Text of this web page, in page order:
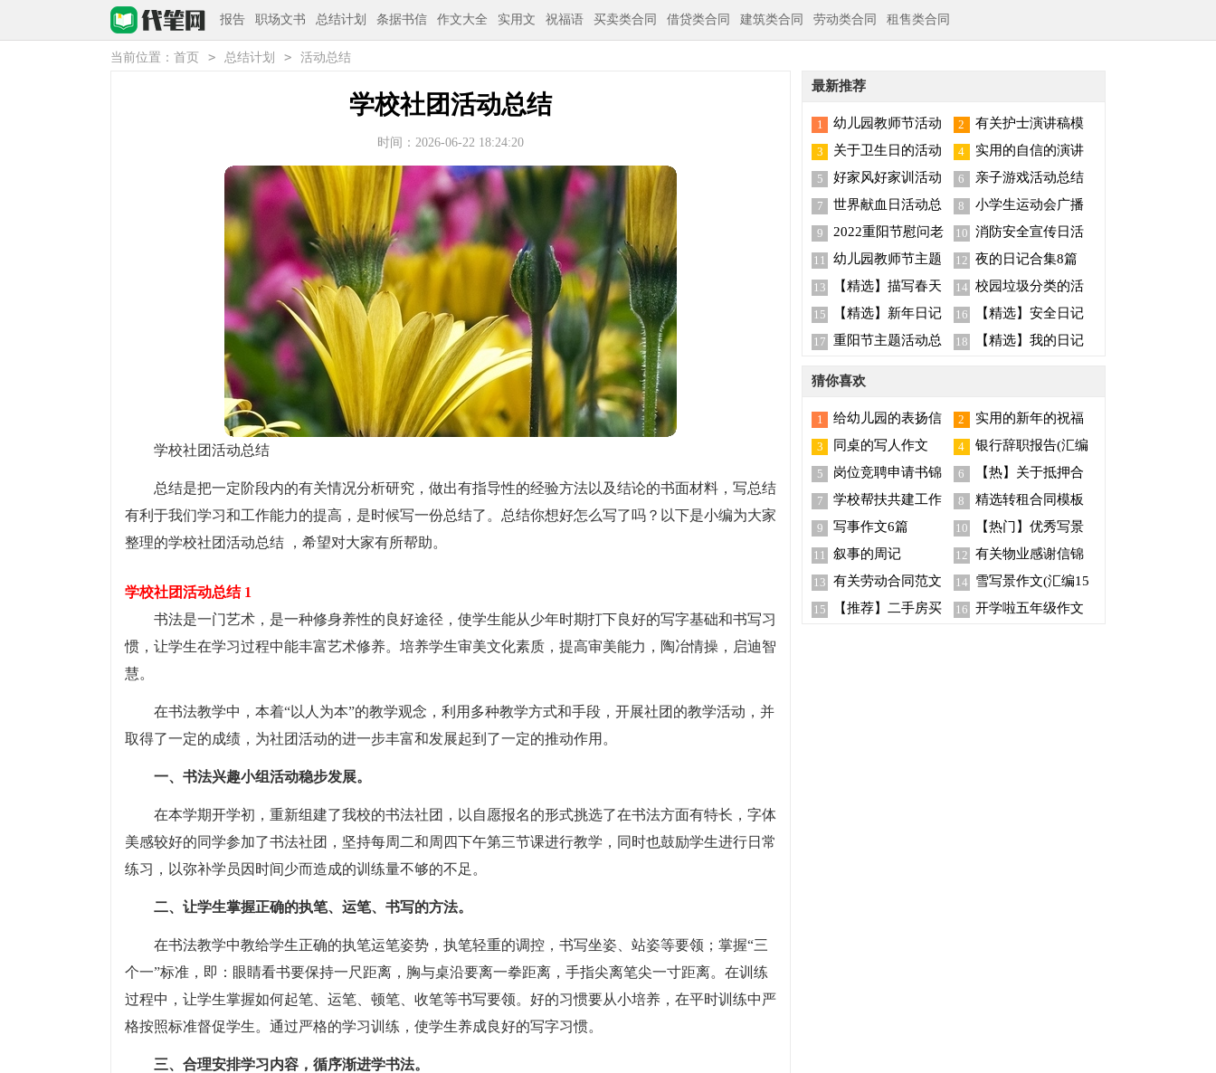
报告 职场文书 总结计划 条据书信 作文大全 实用文 祝福语 买卖类合同 借贷类合同 建筑类合同 劳动类合同 租售类合同
当前位置： 首页 > 总结计划 > 活动总结
学校社团活动总结
时间：2026-06-22 18:24:20
学校社团活动总结
总结是把一定阶段内的有关情况分析研究，做出有指导性的经验方法以及结论的书面材料，写总结
有利于我们学习和工作能力的提高，是时候写一份总结了。总结你想好怎么写了吗？以下是小编为大家
整理的学校社团活动总结 ，希望对大家有所帮助。
学校社团活动总结 1
书法是一门艺术，是一种修身养性的良好途径，使学生能从少年时期打下良好的写字基础和书写习
惯，让学生在学习过程中能丰富艺术修养。培养学生审美文化素质，提高审美能力，陶冶情操，启迪智
慧。
在书法教学中，本着“以人为本”的教学观念，利用多种教学方式和手段，开展社团的教学活动，并
取得了一定的成绩，为社团活动的进一步丰富和发展起到了一定的推动作用。
一、书法兴趣小组活动稳步发展。
在本学期开学初，重新组建了我校的书法社团，以自愿报名的形式挑选了在书法方面有特长，字体
美感较好的同学参加了书法社团，坚持每周二和周四下午第三节课进行教学，同时也鼓励学生进行日常
练习，以弥补学员因时间少而造成的训练量不够的不足。
二、让学生掌握正确的执笔、运笔、书写的方法。
在书法教学中教给学生正确的执笔运笔姿势，执笔轻重的调控，书写坐姿、站姿等要领；掌握“三
个一”标准，即：眼睛看书要保持一尺距离，胸与桌沿要离一拳距离，手指尖离笔尖一寸距离。在训练
过程中，让学生掌握如何起笔、运笔、顿笔、收笔等书写要领。好的习惯要从小培养，在平时训练中严
格按照标准督促学生。通过严格的学习训练，使学生养成良好的写字习惯。
三、合理安排学习内容，循序渐进学书法。
最新推荐
1
幼儿园教师节活动
总结
2
有关护士演讲稿模
板集合6篇
3
关于卫生日的活动
总结
4
实用的自信的演讲
稿模板汇编五篇
5
好家风好家训活动
总结
6 亲子游戏活动总结
7
世界献血日活动总
结15篇
8
小学生运动会广播
稿
9
2022重阳节慰问老
人活动总结（精选5
篇）
10 消防安全宣传日活
动总结
11
幼儿园教师节主题
活动总结
12 夜的日记合集8篇
13
【精选】描写春天
的日记四篇
14 校园垃圾分类的活
动总结
15
【精选】新年日记
合集四篇
16
【精选】安全日记
三篇
17 重阳节主题活动总
18
【精选】我的日记
猜你喜欢
1
给幼儿园的表扬信
汇总7篇
2
实用的新年的祝福
语摘录85句
3 同桌的写人作文 4
银行辞职报告(汇编
15篇)
5
岗位竞聘申请书锦
集五篇
6
【热】关于抵押合
同
7
学校帮扶共建工作
总结
8
精选转租合同模板
合集十篇
9 写事作文6篇 10
【热门】优秀写景
作文400字三篇
11 叙事的周记 12 有关物业感谢信锦
集八篇
13 有关劳动合同范文
锦集五篇
14
雪写景作文(汇编15
篇)
15
【推荐】二手房买
16 开学啦五年级作文